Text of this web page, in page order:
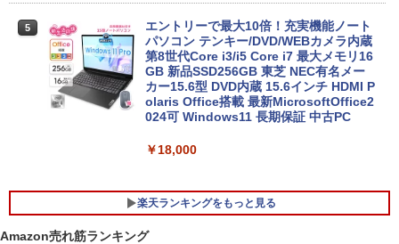
5
エントリーで最大10倍！充実機能ノート
パソコン テンキー/DVD/WEBカメラ内蔵
第8世代Core i3/i5 Core i7 最大メモリ16
GB 新品SSD256GB 東芝 NEC有名メー
カー15.6型 DVD内蔵 15.6インチ HDMI P
olaris Office搭載 最新MicrosoftOffice2
024可 Windows11 長期保証 中古PC
￥18,000
楽天ランキングをもっと見る
Amazon売れ筋ランキング